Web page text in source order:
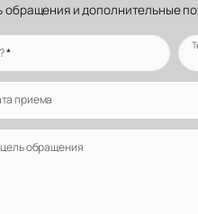
обращения и дополнительные
*
приема
обращения